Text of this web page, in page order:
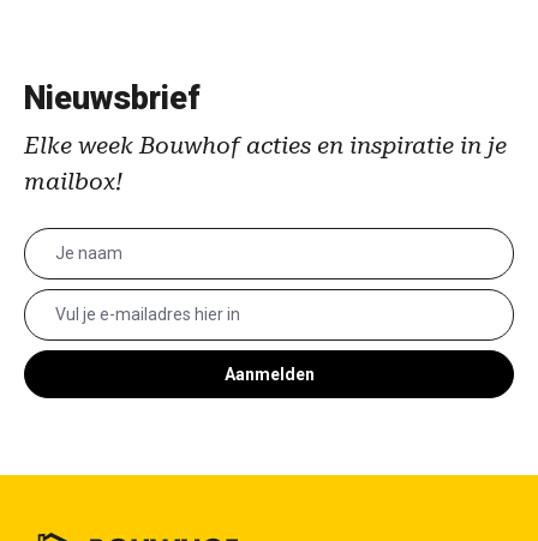
Nieuwsbrief
Elke week Bouwhof acties en inspiratie in je
mailbox!
Aanmelden